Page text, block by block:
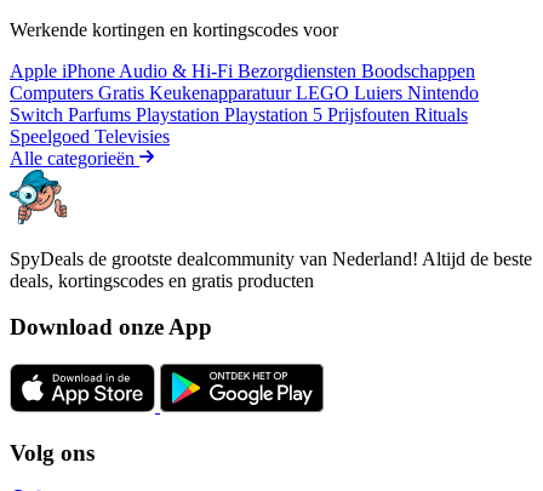
Werkende kortingen en kortingscodes voor
Apple iPhone Audio & Hi-Fi Bezorgdiensten Boodschappen
Computers Gratis KeukenapparatuurLEGO Luiers Nintendo
Switch Parfums Playstation Playstation 5 Prijsfouten Rituals
Speelgoed Televisies
Alle categorieën
SpyDeals de grootste dealcommunity van Nederland! Altijd de beste
deals, kortingscodes en gratis producten
Download onze App
Volg ons